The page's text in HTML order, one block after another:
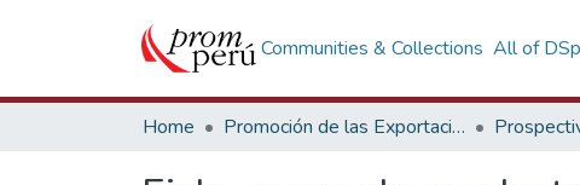
Communities & Collections All of
Home Promoción de las Exportaciones